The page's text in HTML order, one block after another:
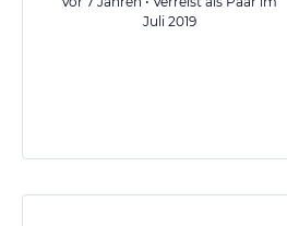
Juli 2019